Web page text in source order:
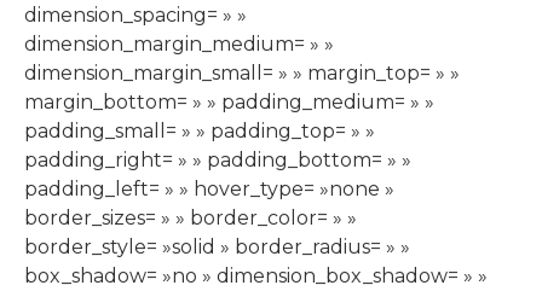
dimension_spacing= » »
dimension_margin_medium= » »
dimension_margin_small= » » margin_top= » »
margin_bottom= » » padding_medium= » »
padding_small= » » padding_top= » »
padding_right= » » padding_bottom= » »
padding_left= » » hover_type= »none »
border_sizes= » » border_color= » »
border_style= »solid » border_radius= » »
box_shadow= »no » dimension_box_shadow= » »